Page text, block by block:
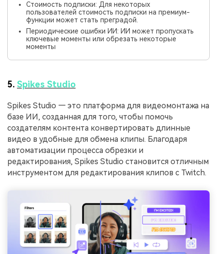
Стоимость подписки: Для некоторых
пользователей стоимость подписки на премиум-
функции может стать преградой.
Периодические ошибки ИИ: ИИ может пропускать
ключевые моменты или обрезать некоторые
моменты
5. Spikes Studio
Spikes Studio — это платформа для видеомонтажа на
базе ИИ, созданная для того, чтобы помочь
создателям контента конвертировать длинные
видео в удобные для обмена клипы. Благодаря
автоматизации процесса обрезки и
редактирования, Spikes Studio становится отличным
инструментом для редактирования клипов с Twitch.